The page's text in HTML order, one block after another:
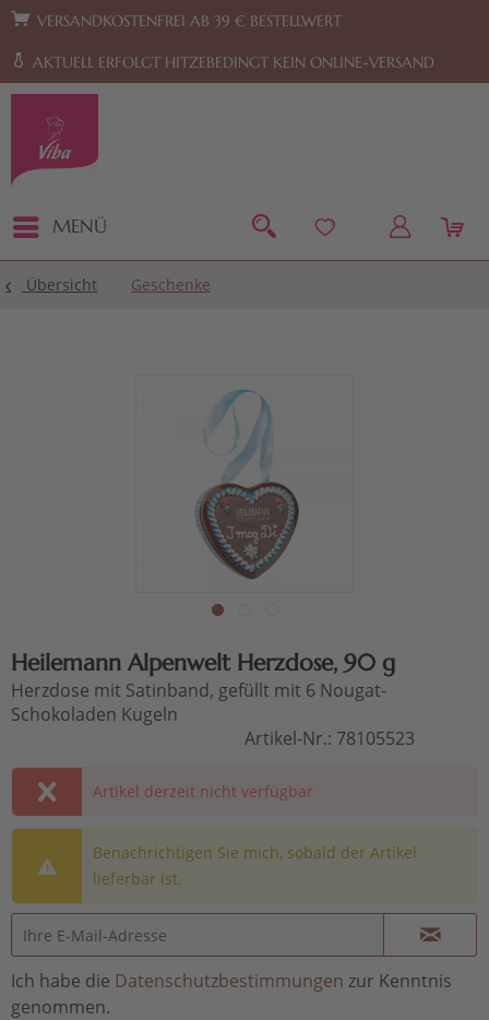
Zur Hauptnavigation springen Zum Footer springen
VERSANDKOSTENFREI AB 39 € BESTELLWERT
AKTUELL ERFOLGT HITZEBEDINGT KEIN ONLINE-VERSAND
MENÜ
Übersicht Geschenke
Heilemann Alpenwelt Herzdose, 90 g
Herzdose mit Satinband, gefüllt mit 6 Nougat-
Schokoladen Kugeln
Artikel-Nr.: 78105523
Artikel derzeit nicht verfügbar
Benachrichtigen Sie mich, sobald der Artikel
lieferbar ist.
Ich habe die Datenschutzbestimmungen zur Kenntnis
genommen.